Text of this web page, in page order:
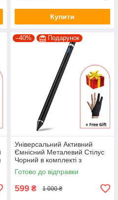
Купити
–40% Подарунок
Універсальний Активний
Ємнісний Металевий Стілус
Чорний в комплекті з
рукавичкою для телефону,
планшета
Готово до відправки
599 ₴ 1 000 ₴